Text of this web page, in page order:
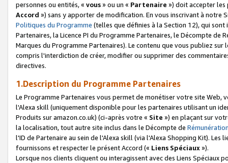
personnes ou entités, « vous» ou un « Partenaire ») doit accepter les
Accord ») sans y apporter de modification. En vous inscrivant à notre
Politiques du Programme (telles que définies à la Section 12), qui
Partenaires, la Licence PI du Programme Partenaires, le Décompte de
Marques du Programme Partenaires). Le contenu que vous publiez
compris l'interdiction de créer, modifier ou supprimer des
directives.
1.Description du Programme Partenaires
Le Programme Partenaires vous permet de monétiser votre site Web,
l'Alexa skill (uniquement disponible pour les partenaires utilisant un
Produits sur amazon.co.uk) (ci-après votre « Site ») en plaçant sur
la localisation, tout autre site inclus dans le Décompte de
l'ID de Partenaire au sein de l'Alexa skill (via l'Alexa Shopping Kit).
fournissons et respecter le présent Accord (« Liens Spéciaux»).
Lorsque nos clients cliquent ou interagissent avec des Liens Spéciaux